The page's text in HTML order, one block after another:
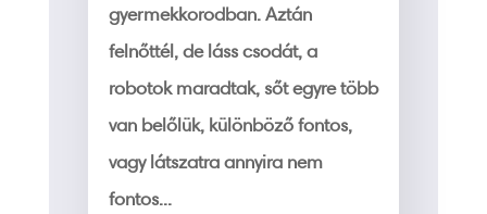
gyermekkorodban. Aztán
felnőttél, de láss csodát, a
robotok maradtak, sőt egyre több
van belőlük, különböző fontos,
vagy látszatra annyira nem
fontos...